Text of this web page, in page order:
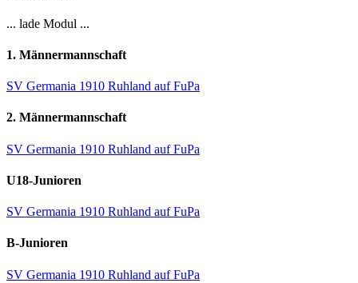
... lade Modul ...
1. Männermannschaft
SV Germania 1910 Ruhland auf FuPa
2. Männermannschaft
SV Germania 1910 Ruhland auf FuPa
U18-Junioren
SV Germania 1910 Ruhland auf FuPa
B-Junioren
SV Germania 1910 Ruhland auf FuPa